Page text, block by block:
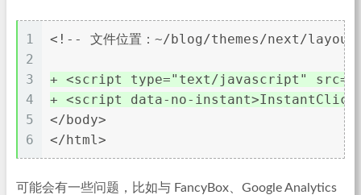
1
2
3
4
5
6
<!-- 文件位置：~/blog/themes/next/
+ <script type="text/javascript"
+ <script data-no-
</body>
</html>
可能会有一些问题，比如与 FancyBox、Google Analytics